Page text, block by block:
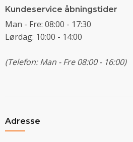
Kundeservice åbningstider
Man - Fre: 08:00 - 17:30
Lørdag: 10:00 - 14:00
(Telefon: Man - Fre 08:00 - 16:00)
Adresse